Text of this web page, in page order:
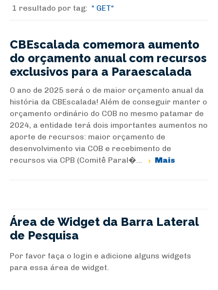
1 resultado por tag: GET
CBEscalada comemora aumento
do orçamento anual com recursos
exclusivos para a Paraescalada
O ano de 2025 será o de maior orçamento anual da
história da CBEscalada! Além de conseguir manter o
orçamento ordinário do COB no mesmo patamar de
2024, a entidade terá dois importantes aumentos no
aporte de recursos: maior orçamento de
desenvolvimento via COB e recebimento de
recursos via CPB (Comitê Paral�...
Mais
Área de Widget da Barra Lateral
de Pesquisa
Por favor faça o login e adicione alguns widgets
para essa área de widget.